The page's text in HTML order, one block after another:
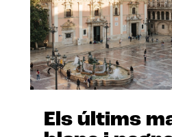
Els últims